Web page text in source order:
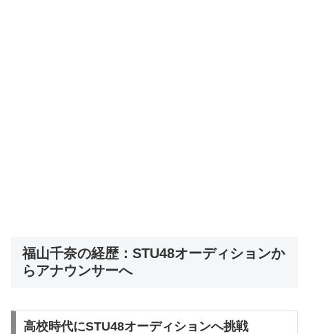
福山千奈の経歴：STU48オーディションか
らアナウンサーへ
高校時代にSTU48オーディションへ挑戦